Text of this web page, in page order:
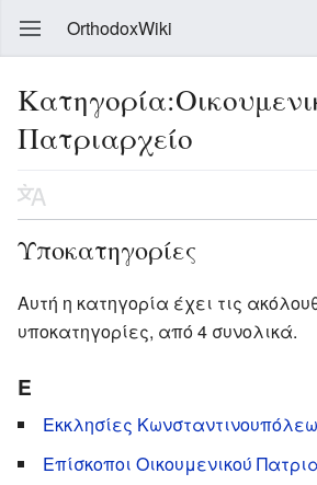
OrthodoxWiki
Πατριαρχείο
Υποκατηγορίες
Αυτή η κατηγορία έχει τις
υποκατηγορίες, από 4 συνολικά.
Ε
Εκκλησίες
Επίσκοποι Οικουμενικού